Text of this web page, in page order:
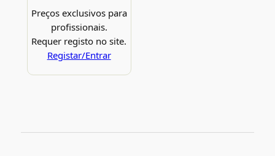
Preços exclusivos para
profissionais.
Requer registo no site.
Registar/Entrar